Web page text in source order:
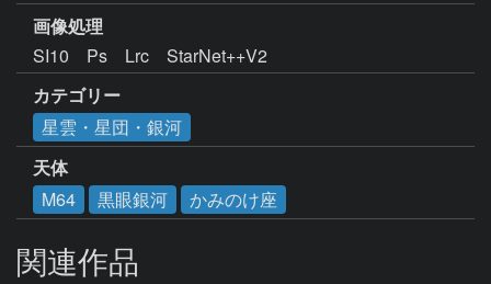
画像処理
SI10　Ps　Lrc　StarNet++V2
カテゴリー
星雲・星団・銀河
天体
M64
黒眼銀河 かみのけ座
関連作品